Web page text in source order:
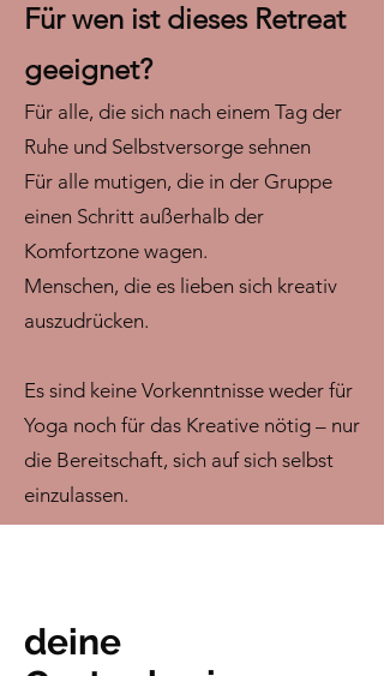
Für wen ist dieses Retreat
geeignet?
Für alle, die sich nach einem Tag der
Ruhe und Selbstversorge sehnen
Für alle mutigen, die in der Gruppe
einen Schritt außerhalb der
Komfortzone wagen.
Menschen, die es lieben sich kreativ
auszudrücken.
Es sind keine Vorkenntnisse weder für
Yoga noch für das Kreative nötig – nur
die Bereitschaft, sich auf sich selbst
einzulassen.
deine